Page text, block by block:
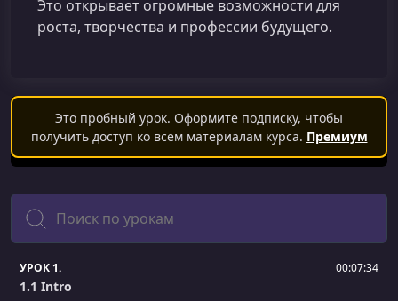
Это открывает огромные возможности для
роста, творчества и профессии будущего.
Это пробный урок. Оформите подписку, чтобы
получить доступ ко всем материалам курса. Премиум
Поиск
УРОК 1. 00:07:34
1.1 Intro